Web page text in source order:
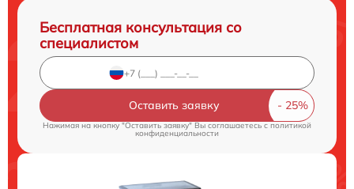
Бесплатная консультация со
специалистом
Оставить заявку
Нажимая на кнопку "Оставить заявку" Вы соглашаетесь cполитикой
конфиденциальности